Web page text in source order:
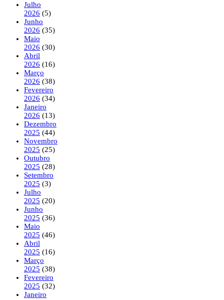
Julho
2026 (5)
Junho
2026 (35)
Maio
2026 (30)
Abril
2026 (16)
Março
2026 (38)
Fevereiro
2026 (34)
Janeiro
2026 (13)
Dezembro
2025 (44)
Novembro
2025 (25)
Outubro
2025 (28)
Setembro
2025 (3)
Julho
2025 (20)
Junho
2025 (36)
Maio
2025 (46)
Abril
2025 (16)
Março
2025 (38)
Fevereiro
2025 (32)
Janeiro